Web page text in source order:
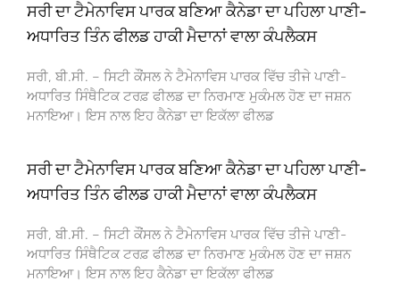
ਸਰੀ ਦਾ ਟੈਮੇਨਾਵਿਸ ਪਾਰਕ ਬਣਿਆ ਕੈਨੇਡਾ ਦਾ ਪਹਿਲਾ ਪਾਣੀ-
ਅਧਾਰਿਤ ਤਿੰਨ ਫੀਲਡ ਹਾਕੀ ਮੈਦਾਨਾਂ ਵਾਲਾ ਕੰਪਲੈਕਸ
ਸਰੀ, ਬੀ.ਸੀ. – ਸਿਟੀ ਕੌਂਸਲ ਨੇ ਟੈਮੇਨਾਵਿਸ ਪਾਰਕ ਵਿੱਚ ਤੀਜੇ ਪਾਣੀ-
ਅਧਾਰਿਤ ਸਿੰਥੈਟਿਕ ਟਰਫ਼ ਫੀਲਡ ਦਾ ਨਿਰਮਾਣ ਮੁਕੰਮਲ ਹੋਣ ਦਾ ਜਸ਼ਨ
ਮਨਾਇਆ। ਇਸ ਨਾਲ ਇਹ ਕੈਨੇਡਾ ਦਾ ਇਕੱਲਾ ਫੀਲਡ
ਸਰੀ ਦਾ ਟੈਮੇਨਾਵਿਸ ਪਾਰਕ ਬਣਿਆ ਕੈਨੇਡਾ ਦਾ ਪਹਿਲਾ ਪਾਣੀ-
ਅਧਾਰਿਤ ਤਿੰਨ ਫੀਲਡ ਹਾਕੀ ਮੈਦਾਨਾਂ ਵਾਲਾ ਕੰਪਲੈਕਸ
ਸਰੀ, ਬੀ.ਸੀ. – ਸਿਟੀ ਕੌਂਸਲ ਨੇ ਟੈਮੇਨਾਵਿਸ ਪਾਰਕ ਵਿੱਚ ਤੀਜੇ ਪਾਣੀ-
ਅਧਾਰਿਤ ਸਿੰਥੈਟਿਕ ਟਰਫ਼ ਫੀਲਡ ਦਾ ਨਿਰਮਾਣ ਮੁਕੰਮਲ ਹੋਣ ਦਾ ਜਸ਼ਨ
ਮਨਾਇਆ। ਇਸ ਨਾਲ ਇਹ ਕੈਨੇਡਾ ਦਾ ਇਕੱਲਾ ਫੀਲਡ